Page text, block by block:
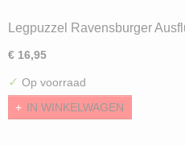
Legpuzzel Ravensburger
€ 16,95
✓ Op voorraad
IN WINKELWAGEN